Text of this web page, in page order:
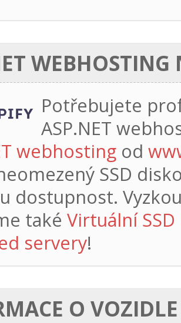
WEBHOSTING
Potřebujete
ASP.NET
webhosting od
SSD
dostupnost.
také Virtuální
servery!
O VOZIDLE